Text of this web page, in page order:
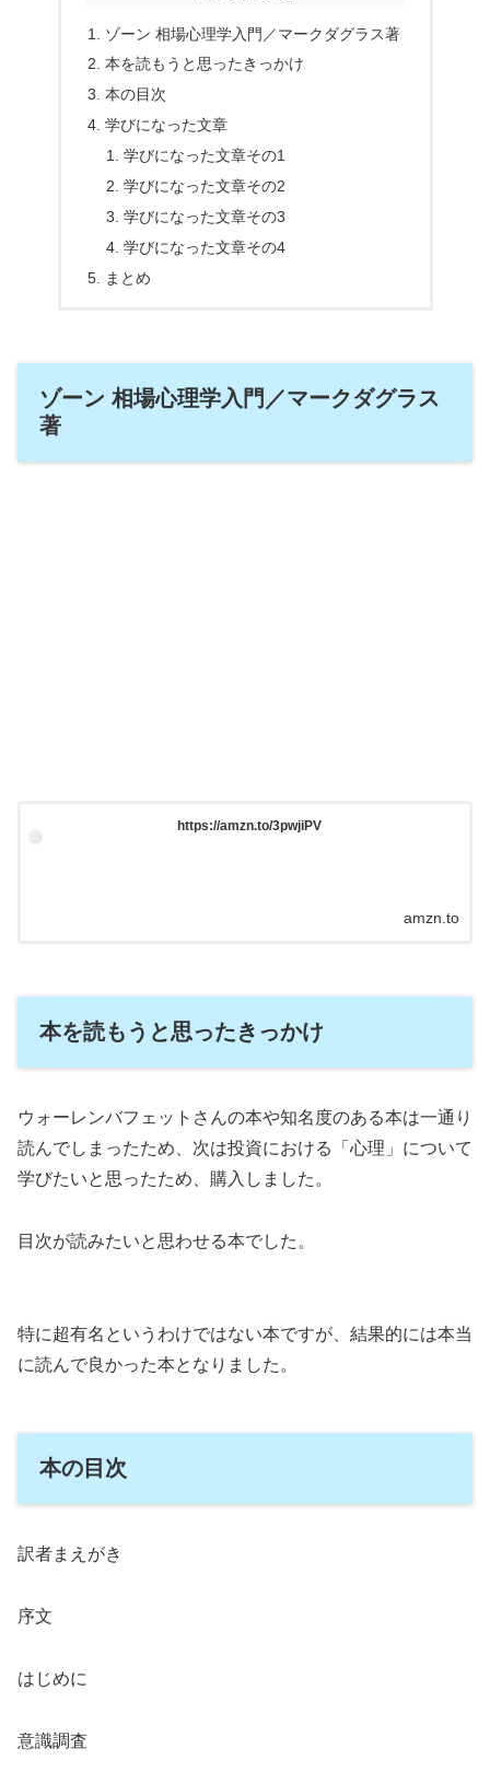
ゾーン 相場心理学入門／マークダグラス著
本を読もうと思ったきっかけ
本の目次
学びになった文章
学びになった文章その1
学びになった文章その2
学びになった文章その3
学びになった文章その4
まとめ
ゾーン 相場心理学入門／マークダグラス
著
https://amzn.to/3pwjiPV
amzn.to
本を読もうと思ったきっかけ
ウォーレンバフェットさんの本や知名度のある本は一通り
読んでしまったため、次は投資における「心理」について
学びたいと思ったため、購入しました。
目次が読みたいと思わせる本でした。
特に超有名というわけではない本ですが、結果的には本当
に読んで良かった本となりました。
本の目次
訳者まえがき
序文
はじめに
意識調査